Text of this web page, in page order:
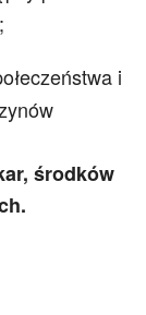
i
środków